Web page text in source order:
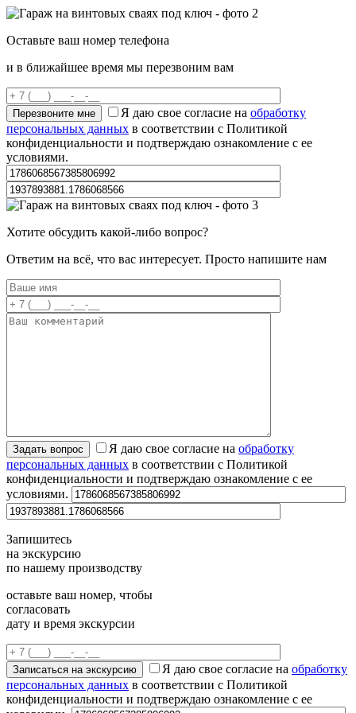
Оставьте ваш номер телефона
и в ближайшее время мы перезвоним вам
Я даю свое согласие на обработку
персональных данных в соответствии с Политикой
конфиденциальности и подтверждаю ознакомление с ее
условиями.
Хотите обсудить какой-либо вопрос?
Ответим на всё, что вас интересует. Просто напишите нам
Я даю свое согласие на обработку
персональных данных в соответствии с Политикой
конфиденциальности и подтверждаю ознакомление с ее
условиями.
Запишитесь
на экскурсию
по нашему производству
оставьте ваш номер, чтобы
согласовать
дату и время экскурсии
Я даю свое согласие на обработку
персональных данных в соответствии с Политикой
конфиденциальности и подтверждаю ознакомление с ее